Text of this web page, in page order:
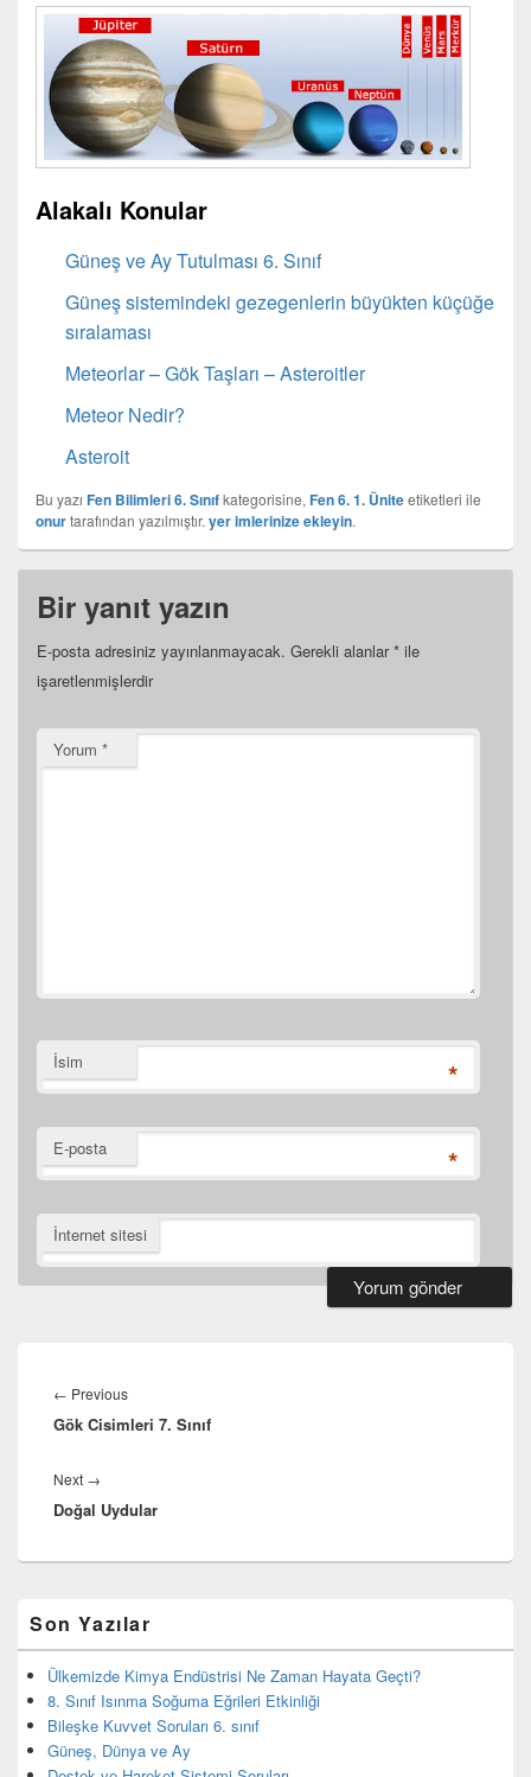
Alakalı Konular
Güneş ve Ay Tutulması 6. Sınıf
Güneş sistemindeki gezegenlerin büyükten küçüğe
sıralaması
Meteorlar – Gök Taşları – Asteroitler
Meteor Nedir?
Asteroit
Bu yazı Fen Bilimleri 6. Sınıfkategorisine, Fen 6. 1. Üniteetiketleri ile
onurtarafından yazılmıştır. yer imlerinize ekleyin.
Bir yanıt yazın
E-posta adresiniz yayınlanmayacak. Gerekli alanlar* ile
işaretlenmişlerdir
Yorum *
İsim *
E-posta *
İnternet sitesi
gezinmesi
← PreviousPrevious
post:
Gök Cisimleri 7. Sınıf
Next →
post:
Doğal Uydular
yan
bar
eklenti
bölgesi
Son Yazılar
Ülkemizde Kimya Endüstrisi Ne Zaman Hayata Geçti?
8. Sınıf Isınma Soğuma Eğrileri Etkinliği
Bileşke Kuvvet Soruları 6. sınıf
Güneş, Dünya ve Ay